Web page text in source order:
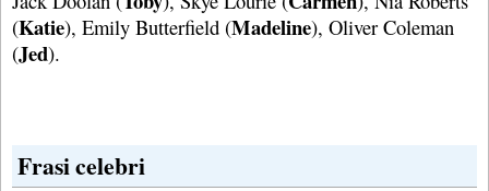
(Katie), Emily Butterfield (Madeline), Oliver Coleman
(Jed).
Frasi celebri